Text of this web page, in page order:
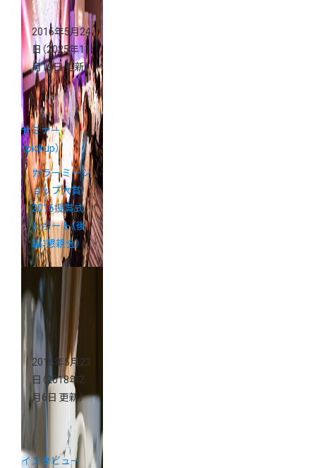
2016年5月24
日 （2025年11
月19日 更新）
セミナー
（pickup）
カラーミーシ
ョップ大賞
2016授賞式
レポート（後
編：懇親会）
2016年5月23
日 （2018年2
月6日 更新）
インタビュー